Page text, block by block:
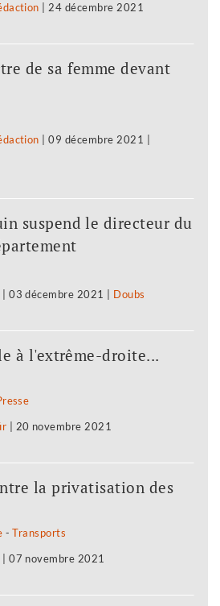
24 décembre 2021
de sa femme devant
|09 décembre 2021
suspend le directeur du
|03 décembre 2021 Doubs
à l'extrême-droite...
20 novembre 2021
la privatisation des
-Transports
|07 novembre 2021